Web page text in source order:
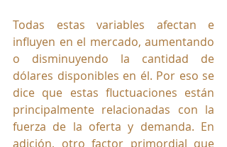
Todas estas variables afectan e
influyen en el mercado, aumentando
o disminuyendo la cantidad de
dólares disponibles en él. Por eso se
dice que estas fluctuaciones están
principalmente relacionadas con la
fuerza de la oferta y demanda. En
adición, otro factor primordial que